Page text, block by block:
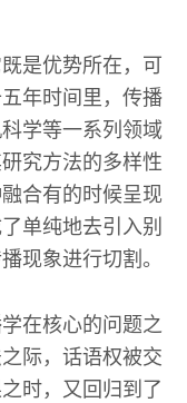
是优势所在，可
年时间里，传播
学等一系列领域
究方法的多样性
合有的时候呈现
单纯地去引入别
现象进行切割。
在核心的问题之
际，话语权被交
时，又回归到了